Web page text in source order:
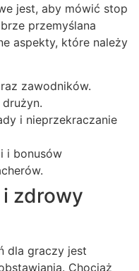
jest, aby mówić stop
przemyślana
aspekty, które należy
zawodników.
i nieprzekraczanie
i bonusów
zdrowy
dla graczy jest
Chociaż